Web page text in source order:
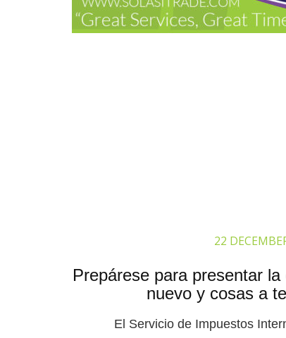
22
Prepárese para presentar
nuevo y cosas a
El Servicio de Impuestos